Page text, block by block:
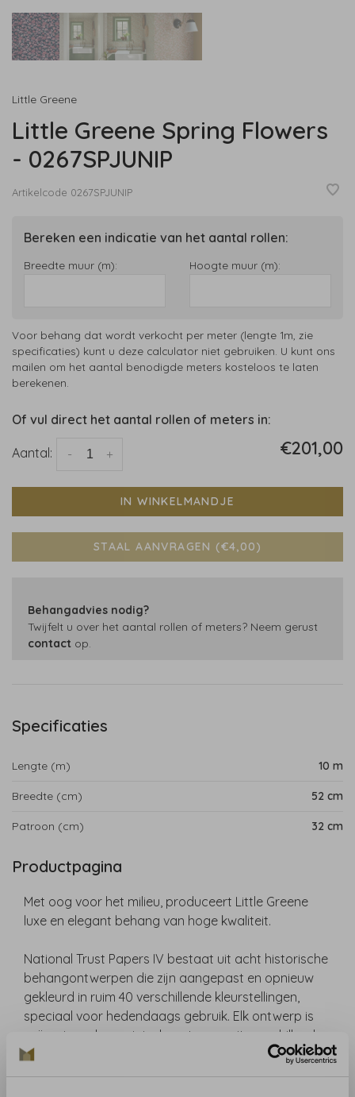
Little Greene
Little Greene Spring Flowers
- 0267SPJUNIP
Artikelcode 0267SPJUNIP
Bereken een indicatie van het aantal rollen:
Breedte muur (m): Hoogte muur (m):
Voor behang dat wordt verkocht per meter (lengte 1m, zie
specificaties) kunt u deze calculator niet gebruiken. U kunt ons
mailen om het aantal benodigde meters kosteloos te laten
berekenen.
Of vul direct het aantal rollen of meters in:
Aantal: +
- €201,00
IN WINKELMANDJE
STAAL AANVRAGEN (€4,00)
Behangadvies nodig?
Twijfelt u over het aantal rollen of meters? Neem gerust
contact op.
Specificaties
Lengte (m) 10 m
Breedte (cm) 52 cm
Patroon (cm) 32 cm
Productpagina
Met oog voor het milieu, produceert Little Greene
luxe en elegant behang van hoge kwaliteit.
National Trust Papers IV bestaat uit acht historische
behangontwerpen die zijn aangepast en opnieuw
gekleurd in ruim 40 verschillende kleurstellingen,
speciaal voor hedendaags gebruik. Elk ontwerp is
geïnspireerd op originele patronen uit verschillende
historische huizen van de National Trust, met daarbij
één ontwerp dat is vernieuwd uit het archief van